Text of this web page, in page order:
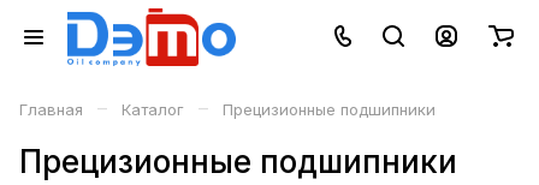
Главная – Каталог – Прецизионные подшипники
Прецизионные подшипники